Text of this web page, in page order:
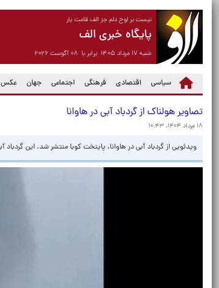
نیست بر لوح دلم جز الف قامت یار
پایگاه خبری الف
شنبه ۱۷ مرداد ۱۴۰۵ برابر با ۰۸ آگوست ۲۰۲۶
سیاسی اقتصادی فرهنگی اجتماعی جهان عکس
تصاویر هولناک از گردباد آبی در هاوانا
۱۸ مرداد ۱۴۰۴، ۱۰:۴۳
ویدئویی از گردباد آبی در هاوانا، پایتخت کوبا منتشر شد. این